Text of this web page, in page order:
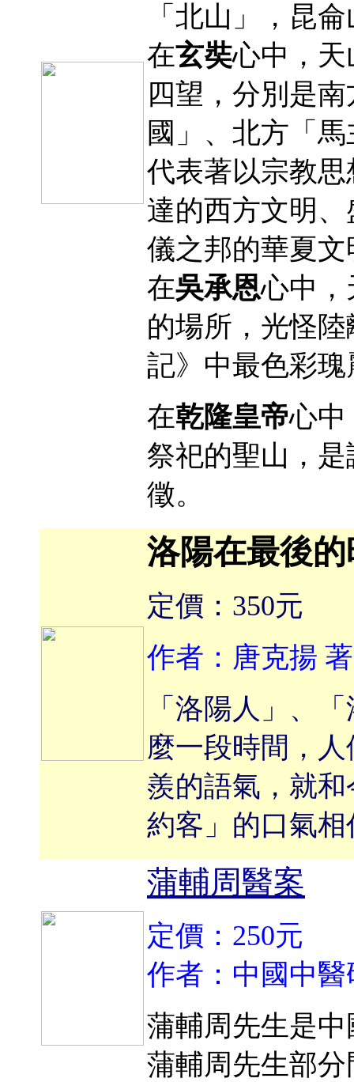
「北山」，昆
在玄奘心中，
四望，分別是
國」、北方「
代表著以宗教
達的西方文明
儀之邦的華夏文
在吳承恩心中，
的場所，光怪
記》中最色彩
在乾隆皇帝心中
祭祀的聖山，
徵。
洛陽在最後
定價：350元
作者：唐克揚 著
「洛陽人」、
麼一段時間，
羨的語氣，就
約客」的口氣相
蒲輔周醫案
定價：250元
作者：中國中
蒲輔周先生是
蒲輔周先生部